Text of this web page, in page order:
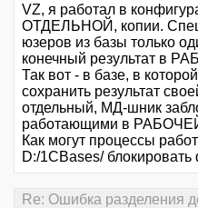
VZ, я работал в
ОТДЕЛЬНОЙ, копии.
юзеров из базы только
конечный результат в
Так вот - в базе, в
сохранить результат
отдельный, МД-шник
работающими в
Как могут процессы
D:/1CBases/
Re: Ошибка разделения